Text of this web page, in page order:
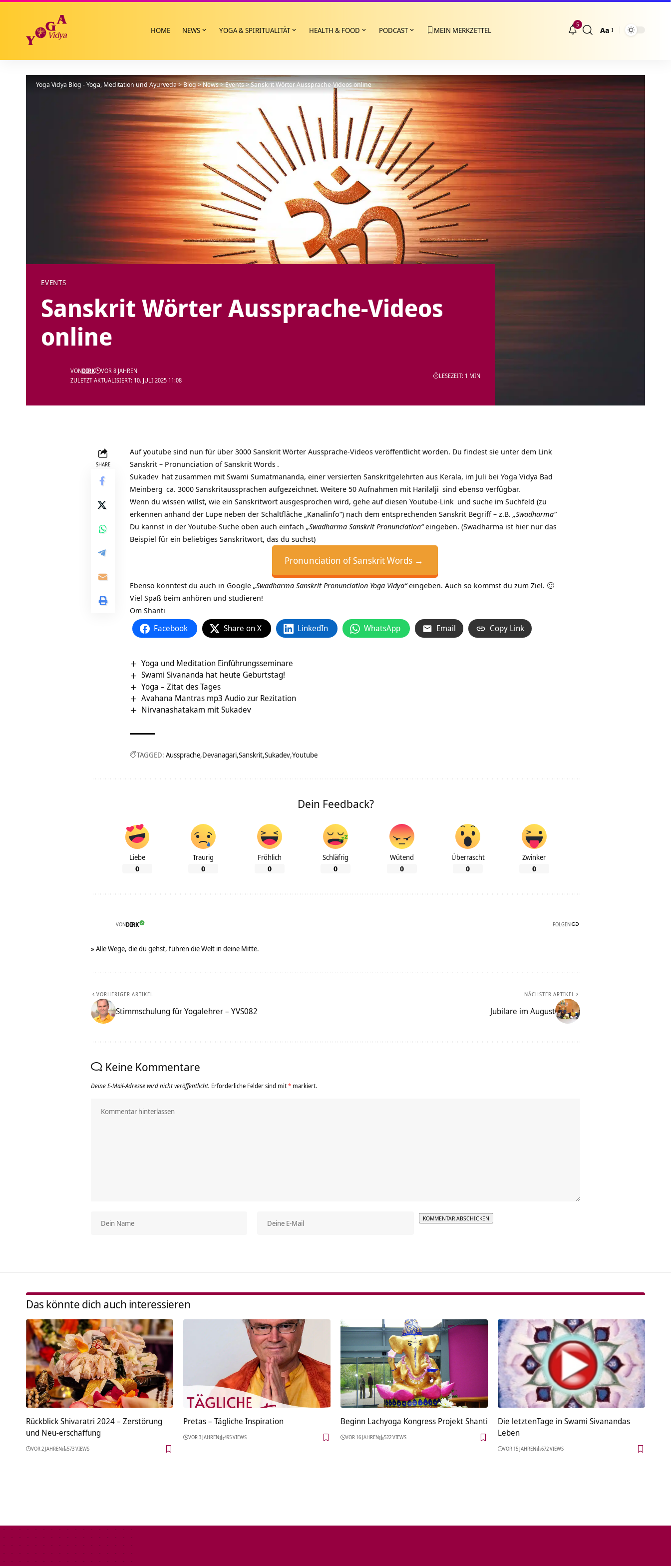
HOME NEWS YOGA & SPIRITUALITÄT HEALTH & FOOD PODCAST MEIN MERKZETTEL
5
Größenänderung
Aa
Yoga Vidya Blog - Yoga, Meditation und Ayurveda>Blog>News>Events>Sanskrit Wörter Aussprache-Videos online
EVENTS
Sanskrit Wörter Aussprache-Videos
online
ZULETZT AKTUALISIERT: 10. JULI 2025 11:08
VONDIRK VOR 8 JAHREN
LESEZEIT: 1 MIN
SHARE
Auf youtube sind nun für über 3000 Sanskrit Wörter Aussprache-Videos veröffentlicht worden. Du findest sie unter dem Link
Sanskrit – Pronunciation of Sanskrit Words .
Sukadev hat zusammen mit Swami Sumatmananda, einer versierten Sanskritgelehrten aus Kerala, im Juli bei Yoga Vidya Bad
Meinberg ca. 3000 Sanskritaussprachen aufgezeichnet. Weitere 50 Aufnahmen mit Harilalji sind ebenso verfügbar.
Wenn du wissen willst, wie ein Sanskritwort ausgesprochen wird, gehe auf diesen Youtube-Link und suche im Suchfeld (zu
erkennen anhand der Lupe neben der Schaltfläche „Kanalinfo“) nach dem entsprechenden Sanskrit Begriff – z.B. „Swadharma“
Du kannst in der Youtube-Suche oben auch einfach „Swadharma Sanskrit Pronunciation“eingeben. (Swadharma ist hier nur das
Beispiel für ein beliebiges Sanskritwort, das du suchst)
Pronunciation of Sanskrit Words →
Ebenso könntest du auch in Google „Swadharma Sanskrit Pronunciation Yoga Vidya“eingeben. Auch so kommst du zum Ziel. 🙂
Viel Spaß beim anhören und studieren!
Om Shanti
Facebook Share on X LinkedIn WhatsApp Email Copy Link
Yoga und Meditation Einführungsseminare
Swami Sivananda hat heute Geburtstag!
Yoga – Zitat des Tages
Avahana Mantras mp3 Audio zur Rezitation
Nirvanashatakam mit Sukadev
TAGGED: Aussprache Devanagari Sanskrit Sukadev Youtube
Dein Feedback?
Liebe
0
Traurig
0
Fröhlich
0
Schläfrig
0
Wütend
0
Überrascht
0
Zwinker
0
VONDIRK FOLGEN
» Alle Wege, die du gehst, führen die Welt in deine Mitte.
VORHERIGER ARTIKEL
Stimmschulung für Yogalehrer – YVS082
NÄCHSTER ARTIKEL
Jubilare im August
Keine Kommentare
Deine E-Mail-Adresse wird nicht veröffentlicht. Erforderliche Felder sind mit* markiert.
Das könnte dich auch interessieren
Rückblick Shivaratri 2024 – Zerstörung
und Neu-erschaffung
VOR 2 JAHREN 573 VIEWS
Pretas – Tägliche Inspiration
VOR 3 JAHREN 495 VIEWS
Beginn Lachyoga Kongress Projekt Shanti
VOR 16 JAHREN 522 VIEWS
Die letztenTage in Swami Sivanandas
Leben
VOR 15 JAHREN 672 VIEWS